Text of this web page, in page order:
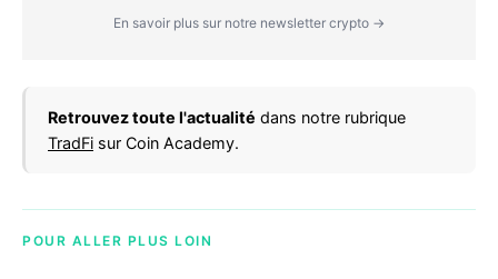
En savoir plus sur notre newsletter crypto →
Retrouvez toute l'actualité dans notre rubrique
TradFi sur Coin Academy.
POUR ALLER PLUS LOIN